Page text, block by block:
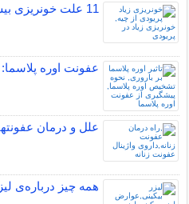
11 علت خونریزی بیش از حد قاعدگی
عفونت اوره
علل و درمان
همه چیز درباره‌ی